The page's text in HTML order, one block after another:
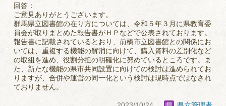
回答：
ご意見ありがとうございます。
群馬県立図書館の在り方については、令和５年３月に県教育委
員会が取りまとめた報告書がＨＰなどで公表されております。
報告書に記載されているとおり、前橋市立図書館との関係にお
いては、重複する機能の解消に向けて、購入資料の差別化など
の取組を進め、役割分担の明確化に努めているところです。ま
た、新たな機能の県市共同設置に向けての検討は進められてお
りますが、合併や運営の同一化という検討は現時点ではなされ
ておりません。